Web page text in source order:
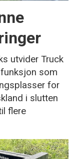
utvider Truck
som
for
i slutten
flere